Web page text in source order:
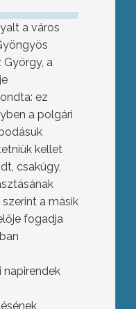
a város
a
ez
a polgári
kellet
csakúgy,
a másik
fogadja
napirendek